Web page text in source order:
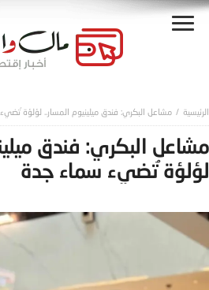
مشاعل البكري: فندق ميلينيوم المسار.. لؤلؤة
مشاعل البكري: فندق
لؤلؤة ُتضيء سماء جدة